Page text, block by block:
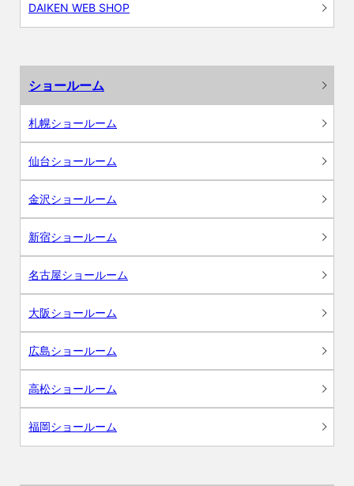
DAIKEN WEB SHOP
ショールーム
札幌ショールーム
仙台ショールーム
金沢ショールーム
新宿ショールーム
名古屋ショールーム
大阪ショールーム
広島ショールーム
高松ショールーム
福岡ショールーム